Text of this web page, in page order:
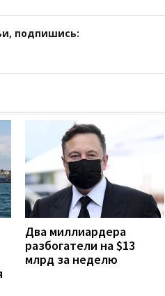
подпишись:
Два миллиардера
разбогатели на $13
млрд за неделю